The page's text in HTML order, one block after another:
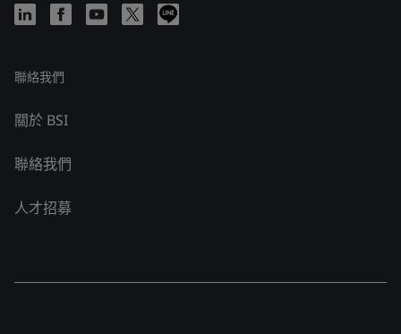
聯絡我們
關於 BSI
聯絡我們
人才招募